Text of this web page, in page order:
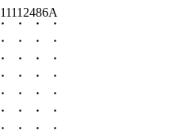
11112486A